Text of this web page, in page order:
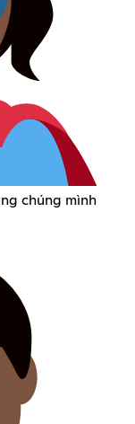
chúng mình